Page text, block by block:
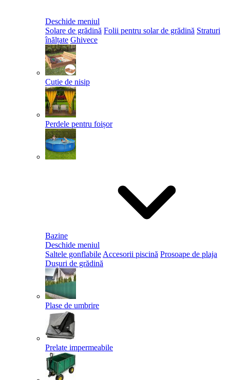
Deschide meniul
Solare de grădină Folii pentru solar de grădină Straturi
înălțate Ghivece
Cutie de nisip
Perdele pentru foișor
Bazine
Deschide meniul
Saltele gonflabile Accesorii piscină Prosoape de plaja
Dușuri de grădină
Plase de umbrire
Prelate impermeabile